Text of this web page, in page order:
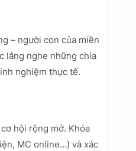
– người con của miền
lắng nghe những chia
nghiệm thực tế.
hội rộng mở. Khóa
MC online…) và xác